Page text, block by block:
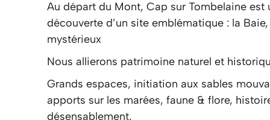
Au départ du Mont, Cap sur Tombelaine
découverte d’un site emblématique : la
mystérieux
Nous allierons patrimoine naturel et
Grands espaces, initiation aux sables
apports sur les marées, faune & flore,
désensablement,